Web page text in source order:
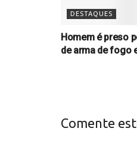
DESTAQUES
Homem é preso
de arma de fogo
Comente